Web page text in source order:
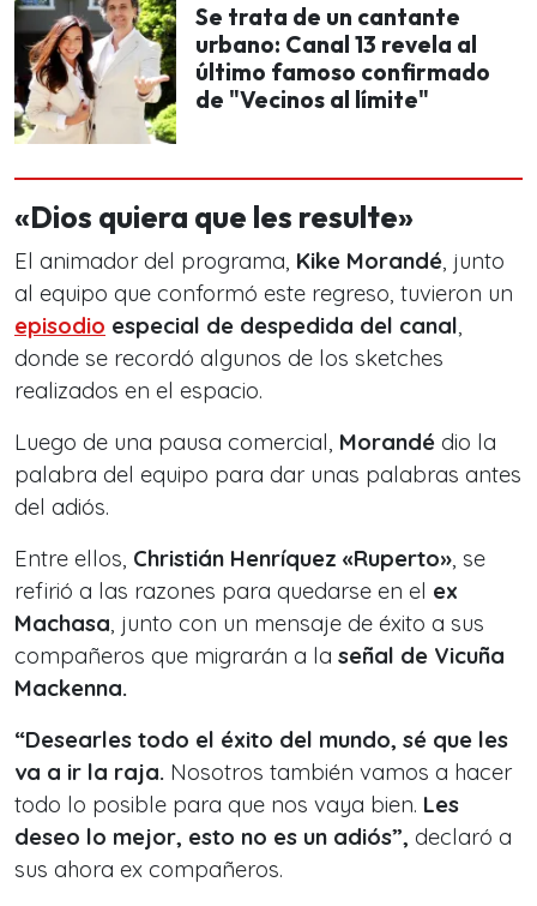
Se trata de un cantante
urbano: Canal 13 revela al
último famoso confirmado
de "Vecinos al límite"
«Dios quiera que les resulte»
El animador del programa, Kike Morandé, junto
al equipo que conformó este regreso, tuvieron un
episodio especial de despedida del canal,
donde se recordó algunos de los sketches
realizados en el espacio.
Luego de una pausa comercial, Morandé dio la
palabra del equipo para dar unas palabras antes
del adiós.
Entre ellos, Christián Henríquez «Ruperto», se
refirió a las razones para quedarse en el ex
Machasa, junto con un mensaje de éxito a sus
compañeros que migrarán a la señal de Vicuña
Mackenna.
“Desearles todo el éxito del mundo, sé que les
va a ir la raja. Nosotros también vamos a hacer
todo lo posible para que nos vaya bien. Les
deseo lo mejor, esto no es un adiós”, declaró a
sus ahora ex compañeros.